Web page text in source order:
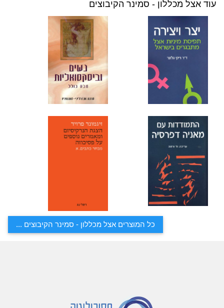
עוד אצל מכללון - סמינר הקיבוצים
כל המוצרים אצל מכללון - סמינר הקיבוצים ...